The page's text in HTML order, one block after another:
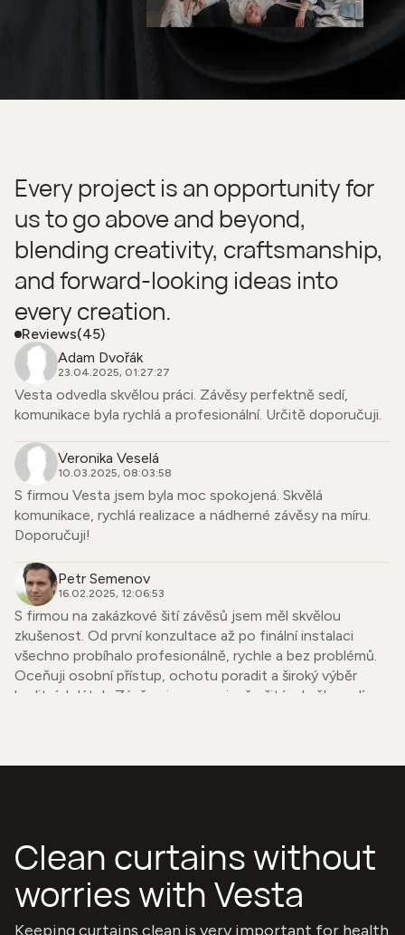
Every project is an opportunity for
us to go above and beyond,
blending creativity, craftsmanship,
and forward-looking ideas into
every creation.
Reviews(45)
Adam Dvořák
23.04.2025, 01:27:27
Vesta odvedla skvělou práci. Závěsy perfektně sedí,
komunikace byla rychlá a profesionální. Určitě doporučuji.
Veronika Veselá
10.03.2025, 08:03:58
S firmou Vesta jsem byla moc spokojená. Skvělá
komunikace, rychlá realizace a nádherné závěsy na míru.
Doporučuji!
Petr Semenov
16.02.2025, 12:06:53
S firmou na zakázkové šití závěsů jsem měl skvělou
zkušenost. Od první konzultace až po finální instalaci
všechno probíhalo profesionálně, rychle a bez problémů.
Oceňuji osobní přístup, ochotu poradit a široký výběr
kvalitních látek. Závěsy jsou precizně ušité, skvěle sedí a
jelikož odvádějí naprosto úžasnou a bezkonkurenční práci.
Nechala jsem si udělat nejdříve závěsy spolu se záclonami
jen na jednom okně v obývacím pokoji a byla jsem z toho
Clean curtains without
worries with Vesta
Keeping curtains clean is very important for health